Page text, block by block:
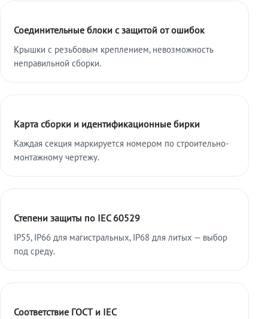
Соединительные блоки с защитой от ошибок
Крышки с резьбовым креплением, невозможность
неправильной сборки.
Карта сборки и идентификационные бирки
Каждая секция маркируется номером по строительно-
монтажному чертежу.
Степени защиты по IEC 60529
IP55, IP66 для магистральных, IP68 для литых — выбор
под среду.
Соответствие ГОСТ и IEC